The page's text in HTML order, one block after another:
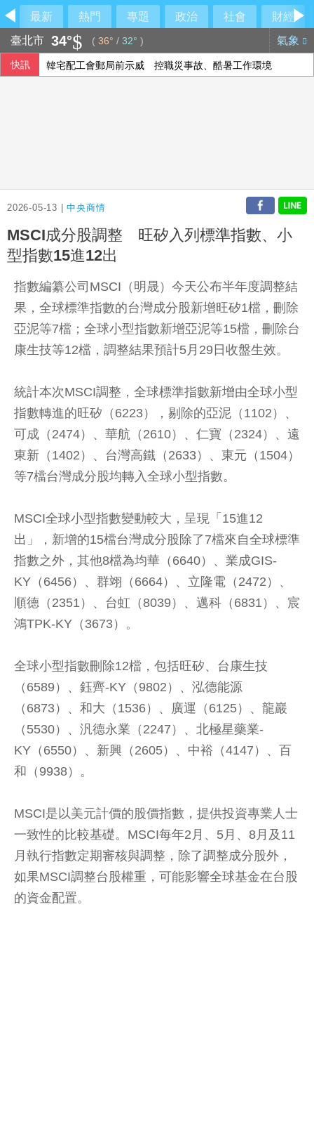
最新 熱門 專題 政治 社會
財經
臺北市 34° ( 36° / 32° ) 氣象
快訊 韓宅配工會郵局前示威 控職災事故、酷暑工作環境
2026-05-13 |中央商情
MSCI成分股調整 旺矽入列標準指數、小
型指數15進12出
指數編纂公司MSCI（明晟）今天公布半年度調整結
果，全球標準指數的台灣成分股新增旺矽1檔，刪除
亞泥等7檔；全球小型指數新增亞泥等15檔，刪除台
康生技等12檔，調整結果預計5月29日收盤生效。
統計本次MSCI調整，全球標準指數新增由全球小型
指數轉進的旺矽（6223），剔除的亞泥（1102）、
可成（2474）、華航（2610）、仁寶（2324）、遠
東新（1402）、台灣高鐵（2633）、東元（1504）
等7檔台灣成分股均轉入全球小型指數。
MSCI全球小型指數變動較大，呈現「15進12
出」，新增的15檔台灣成分股除了7檔來自全球標準
指數之外，其他8檔為均華（6640）、業成GIS-
KY（6456）、群翊（6664）、立隆電（2472）、
順德（2351）、台虹（8039）、邁科（6831）、宸
鴻TPK-KY（3673）。
全球小型指數刪除12檔，包括旺矽、台康生技
（6589）、鈺齊-KY（9802）、泓德能源
（6873）、和大（1536）、廣運（6125）、龍巖
（5530）、汎德永業（2247）、北極星藥業-
KY（6550）、新興（2605）、中裕（4147）、百
和（9938）。
MSCI是以美元計價的股價指數，提供投資專業人士
一致性的比較基礎。MSCI每年2月、5月、8月及11
月執行指數定期審核與調整，除了調整成分股外，
如果MSCI調整台股權重，可能影響全球基金在台股
的資金配置。